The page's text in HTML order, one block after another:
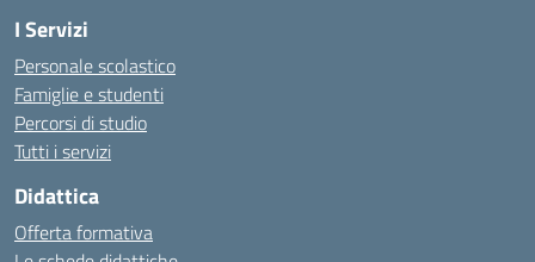
I Servizi
Personale scolastico
Famiglie e studenti
Percorsi di studio
Tutti i servizi
Didattica
Offerta formativa